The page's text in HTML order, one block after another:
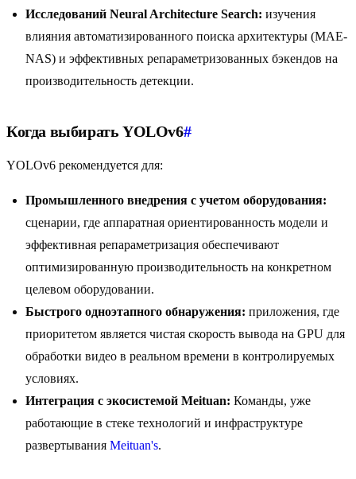
Исследований Neural Architecture Search: изучения
влияния автоматизированного поиска архитектуры (MAE-
NAS) и эффективных репараметризованных бэкендов на
производительность детекции.
Когда выбирать YOLOv6#
YOLOv6 рекомендуется для:
Промышленного внедрения с учетом оборудования:
сценарии, где аппаратная ориентированность модели и
эффективная репараметризация обеспечивают
оптимизированную производительность на конкретном
целевом оборудовании.
Быстрого одноэтапного обнаружения: приложения, где
приоритетом является чистая скорость вывода на GPU для
обработки видео в реальном времени в контролируемых
условиях.
Интеграция с экосистемой Meituan: Команды, уже
работающие в стеке технологий и инфраструктуре
развертывания Meituan's.